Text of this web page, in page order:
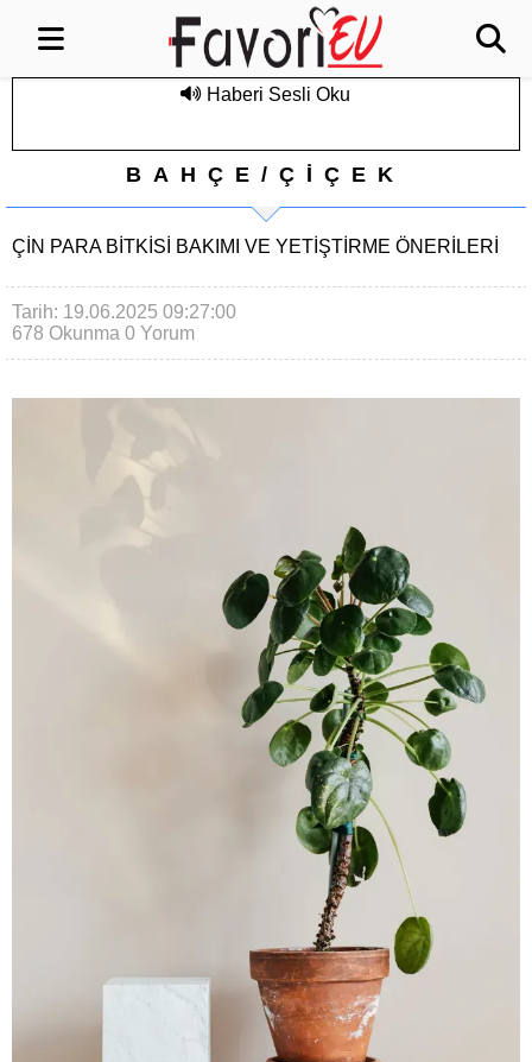
Haberi Sesli Oku
BAHÇE/ÇİÇEK
ÇIN PARA BITKISI BAKIMI VE YETIŞTIRME ÖNERILERI
Tarih: 19.06.2025 09:27:00
678 Okunma 0 Yorum